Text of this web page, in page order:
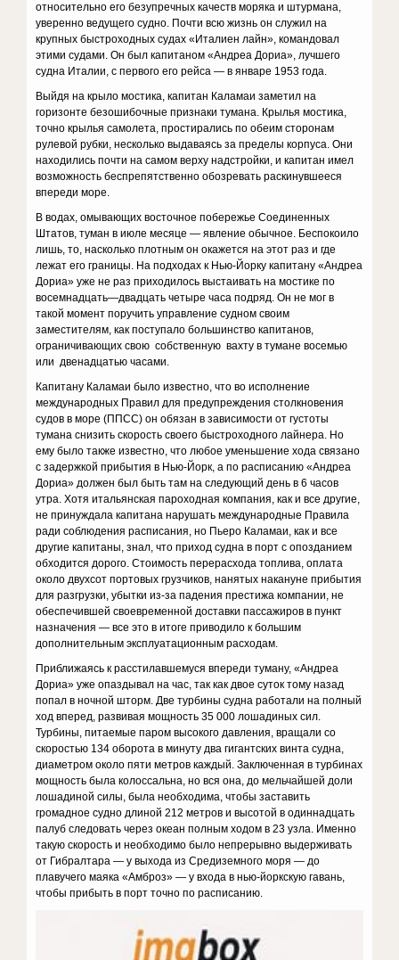
относительно его безупречных качеств моряка и штурмана,
уверенно ведущего судно. Почти всю жизнь он служил на
крупных быстроходных судах «Италиен лайн», командовал
этими судами. Он был капитаном «Андреа Дориа», лучшего
судна Италии, с первого его рейса — в январе 1953 года.
Выйдя на крыло мостика, капитан Каламаи заметил на
горизонте безошибочные признаки тумана. Крылья мостика,
точно крылья самолета, простирались по обеим сторонам
рулевой рубки, несколько выдаваясь за пределы корпуса. Они
находились почти на самом верху надстройки, и капитан имел
возможность беспрепятственно обозревать раскинувшееся
впереди море.
В водах, омывающих восточное побережье Соединенных
Штатов, туман в июле месяце — явление обычное. Беспокоило
лишь, то, насколько плотным он окажется на этот раз и где
лежат его границы. На подходах к Нью-Йорку капитану «Андреа
Дориа» уже не раз приходилось выстаивать на мостике по
восемнадцать—двадцать четыре часа подряд. Он не мог в
такой момент поручить управление судном своим
заместителям, как поступало большинство капитанов,
ограничивающих свою собственную вахту в тумане восемью
или двенадцатью часами.
Капитану Каламаи было известно, что во исполнение
международных Правил для предупреждения столкновения
судов в море (ППСС) он обязан в зависимости от густоты
тумана снизить скорость своего быстроходного лайнера. Но
ему было также известно, что любое уменьшение хода связано
с задержкой прибытия в Нью-Йорк, а по расписанию «Андреа
Дориа» должен был быть там на следующий день в 6 часов
утра. Хотя итальянская пароходная компания, как и все другие,
не принуждала капитана нарушать международные Правила
ради соблюдения расписания, но Пьеро Каламаи, как и все
другие капитаны, знал, что приход судна в порт с опозданием
обходится дорого. Стоимость перерасхода топлива, оплата
около двухсот портовых грузчиков, нанятых накануне прибытия
для разгрузки, убытки из-за падения престижа компании, не
обеспечившей своевременной доставки пассажиров в пункт
назначения — все это в итоге приводило к большим
дополнительным эксплуатационным расходам.
Приближаясь к расстилавшемуся впереди туману, «Андреа
Дориа» уже опаздывал на час, так как двое суток тому назад
попал в ночной шторм. Две турбины судна работали на полный
ход вперед, развивая мощность 35 000 лошадиных сил.
Турбины, питаемые паром высокого давления, вращали со
скоростью 134 оборота в минуту два гигантских винта судна,
диаметром около пяти метров каждый. Заключенная в турбинах
мощность была колоссальна, но вся она, до мельчайшей доли
лошадиной силы, была необходима, чтобы заставить
громадное судно длиной 212 метров и высотой в одиннадцать
палуб следовать через океан полным ходом в 23 узла. Именно
такую скорость и необходимо было непрерывно выдерживать
от Гибралтара — у выхода из Средиземного моря — до
плавучего маяка «Амброз» — у входа в нью-йоркскую гавань,
чтобы прибыть в порт точно по расписанию.